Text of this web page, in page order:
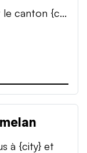
canton {c...
à {city} et